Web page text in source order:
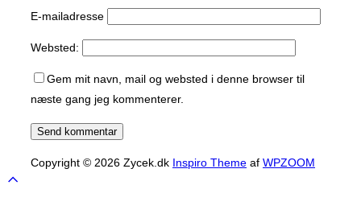
E-mailadresse
Websted:
Gem mit navn, mail og websted i denne browser til
næste gang jeg kommenterer.
Copyright © 2026 Zycek.dk Inspiro Theme af WPZOOM